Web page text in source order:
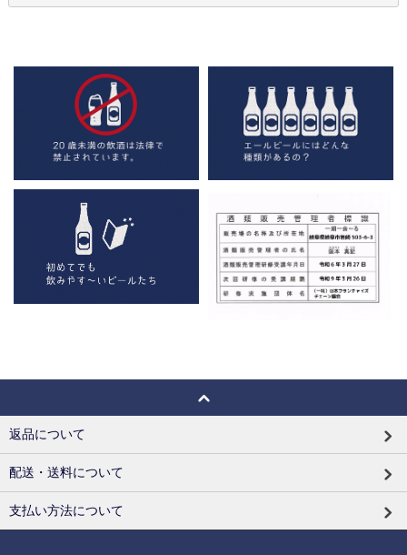
返品について
配送・送料について
支払い方法について